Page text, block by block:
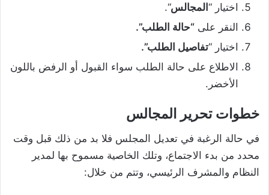
اختيار “المجالس“.
النقر على “حالة الطلب”.
اختيار “تفاصيل الطلب”.
الاطلاع على حالة الطلب سواء القبول أو الرفض باللون
الأخضر.
خطوات تحرير المجالس
في حالة الرغبة في تعديل المجلس فلا بد من ذلك قبل وقت
محدد من بدء الاجتماع، وتلك الخاصية مسموح بها لمدير
النظام والمشرف الرئيسي، وتتم من خلال: